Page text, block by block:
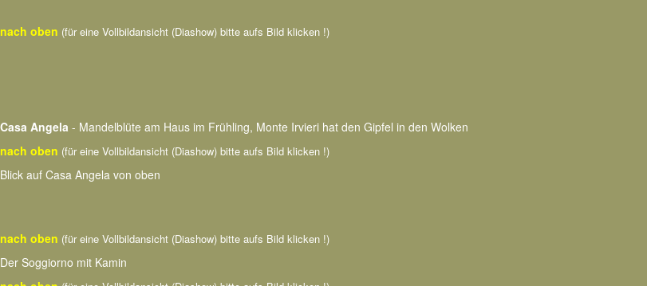
nach oben (für eine Vollbildansicht (Diashow) bitte aufs Bild klicken !)
Casa Angela - Mandelblüte am Haus im Frühling, Monte Irvieri hat den Gipfel in den Wolken
nach oben (für eine Vollbildansicht (Diashow) bitte aufs Bild klicken !)
Blick auf Casa Angela von oben
nach oben (für eine Vollbildansicht (Diashow) bitte aufs Bild klicken !)
Der Soggiorno mit Kamin